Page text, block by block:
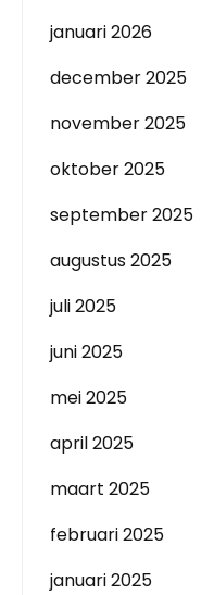
januari 2026
december 2025
november 2025
oktober 2025
september 2025
augustus 2025
juli 2025
juni 2025
mei 2025
april 2025
maart 2025
februari 2025
januari 2025